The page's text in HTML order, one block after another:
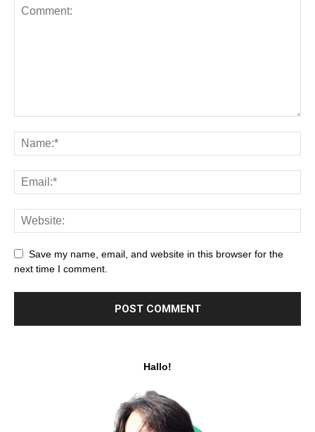
Save my name, email, and website in this browser for the
next time I comment.
Hallo!